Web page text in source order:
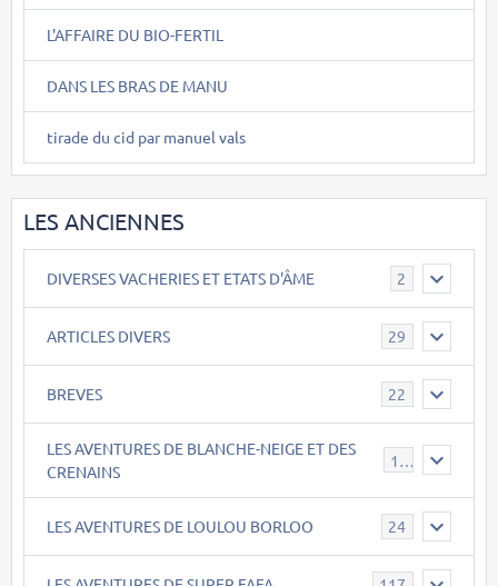
L'AFFAIRE DU BIO-FERTIL
DANS LES BRAS DE MANU
tirade du cid par manuel vals
LES ANCIENNES
DIVERSES VACHERIES ET ETATS D'ÂME 2
ARTICLES DIVERS 29
BREVES 22
LES AVENTURES DE BLANCHE-NEIGE ET DES
CRENAINS
LES AVENTURES DE LOULOU BORLOO 24